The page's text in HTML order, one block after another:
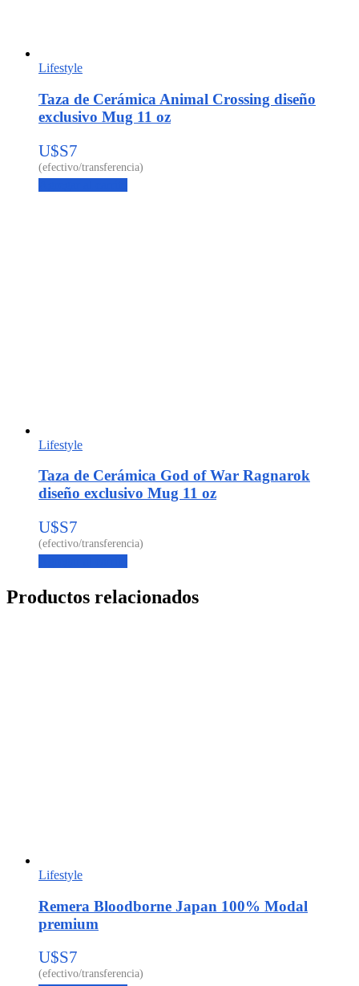
Lifestyle
Taza de Cerámica Animal Crossing diseño
exclusivo Mug 11 oz
U$S7
Lifestyle
Taza de Cerámica God of War Ragnarok
diseño exclusivo Mug 11 oz
U$S7
Productos relacionados
Lifestyle
Remera Bloodborne Japan 100% Modal
premium
U$S7